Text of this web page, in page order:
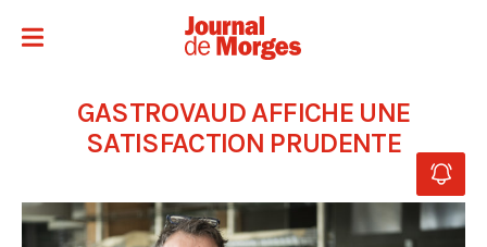
GASTROVAUD AFFICHE UNE
SATISFACTION PRUDENTE